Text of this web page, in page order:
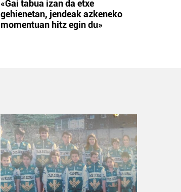
«Gai tabua izan da etxe
gehienetan, jendeak azkeneko
momentuan hitz egin du»